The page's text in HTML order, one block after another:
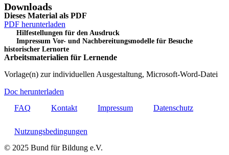
Downloads
Dieses Material als PDF
PDF herunterladen
Hilfestellungen für den Ausdruck
Impressum Vor- und Nachbereitungsmodelle für Besuche
historischer Lernorte
Arbeitsmaterialien für Lernende
Vorlage(n) zur individuellen Ausgestaltung, Microsoft-Word-Datei
Doc herunterladen
FAQ
Kontakt Impressum Datenschutz
Nutzungsbedingungen
© 2025 Bund für Bildung e.V.